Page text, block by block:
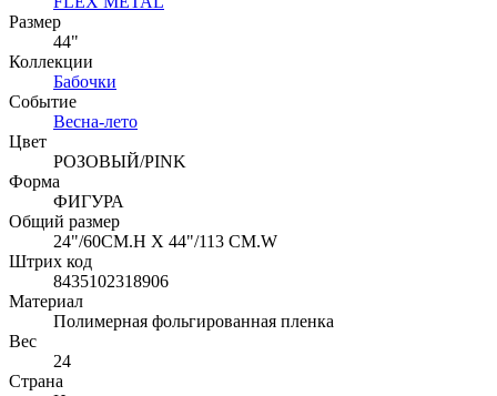
Размер
44"
Коллекции
Бабочки
Событие
Весна-лето
Цвет
РОЗОВЫЙ/PINK
Форма
ФИГУРА
Общий размер
24"/60CM.H X 44"/113 CM.W
Штрих код
8435102318906
Материал
Полимерная фольгированная пленка
Вес
24
Страна